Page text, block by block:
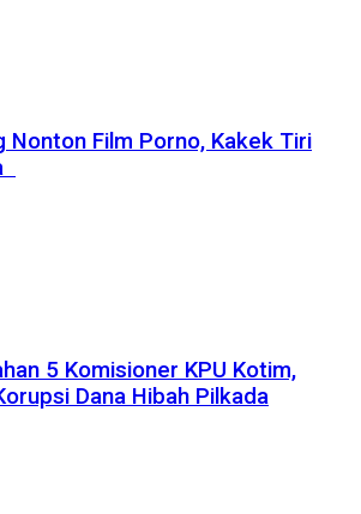
Nonton Film Porno, Kakek Tiri
5 Komisioner KPU Kotim,
Dana Hibah Pilkada